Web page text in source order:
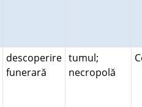
descoperire
funerară
tumul;
necropolă